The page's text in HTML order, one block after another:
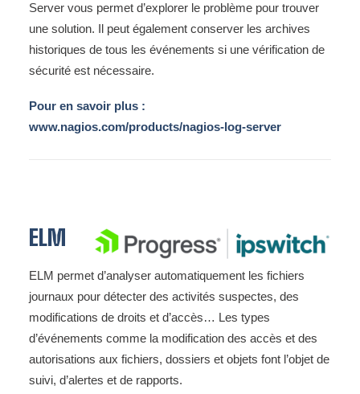
Server vous permet d’explorer le problème pour trouver
une solution. Il peut également conserver les archives
historiques de tous les événements si une vérification de
sécurité est nécessaire.
Pour en savoir plus :
www.nagios.com/products/nagios-log-server
ELM
ELM permet d’analyser automatiquement les fichiers
journaux pour détecter des activités suspectes, des
modifications de droits et d’accès… Les types
d’événements comme la modification des accès et des
autorisations aux fichiers, dossiers et objets font l’objet de
suivi, d’alertes et de rapports.